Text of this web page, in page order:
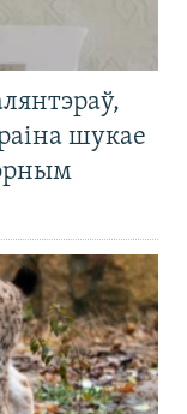
шукае